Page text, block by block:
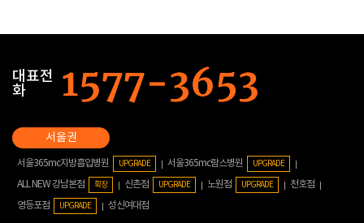
대표전
화
서울365mc지방흡입병원 UPGRADE 서울365mc람스병원 UPGRADE
ALL NEW 강남본점 확장 신촌점 UPGRADE 노원점 UPGRADE
천호점
영등포점
UPGRADE 성신여대점